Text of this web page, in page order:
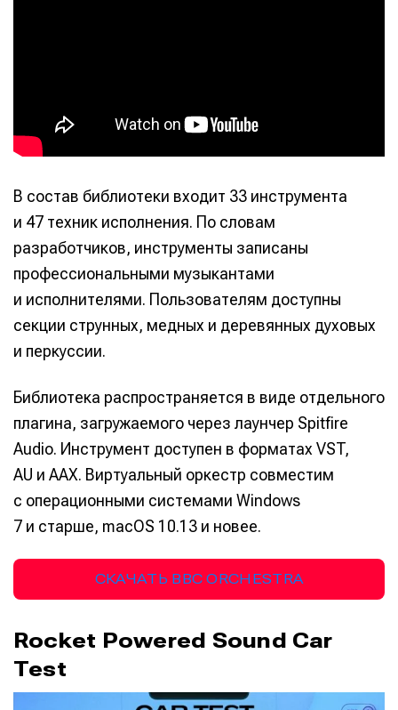
В состав библиотеки входит 33 инструмента
и 47 техник исполнения. По словам
разработчиков, инструменты записаны
профессиональными музыкантами
и исполнителями. Пользователям доступны
секции струнных, медных и деревянных духовых
и перкуссии.
Библиотека распространяется в виде отдельного
плагина, загружаемого через лаунчер Spitfire
Audio. Инструмент доступен в форматах VST,
AU и AAX. Виртуальный оркестр совместим
с операционными системами Windows
7 и старше, macOS 10.13 и новее.
СКАЧАТЬ BBC ORCHESTRA
Rocket Powered Sound Car
Test